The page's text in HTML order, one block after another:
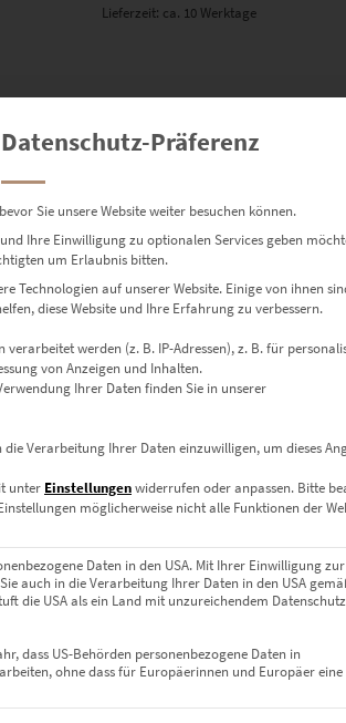
Lieferzeit: ca. 10 Werktage
Datenschutz-Präferenz
Sie unsere Website weiter besuchen können.
Ihre Einwilligung zu optionalen Services geben
um Erlaubnis bitten.
Technologien auf unserer Website. Einige von ihnen
diese Website und Ihre Erfahrung zu verbessern.
verarbeitet werden (z. B. IP-Adressen), z. B. für
von Anzeigen und Inhalten.
Ihrer Daten finden Sie in unserer
die Verarbeitung Ihrer Daten einzuwilligen, um dieses
unter Einstellungenwiderrufen oder anpassen. Bitte
möglicherweise nicht alle Funktionen der
Daten in den USA. Mit Ihrer Einwilligung zur
auch in die Verarbeitung Ihrer Daten in den USA
die USA als ein Land mit unzureichendem
dass US-Behörden personenbezogene Daten in
ohne dass für Europäerinnen und Europäer eine